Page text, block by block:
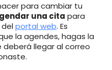
para cambiar tu
una cita para
portal web. Es
la agendes, hagas la
llegar al correo